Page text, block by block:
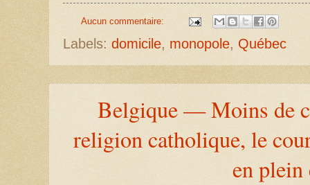
Aucun commentaire:
Labels: domicile, monopole, Québec
Belgique — Moins de
religion catholique, le
en plein